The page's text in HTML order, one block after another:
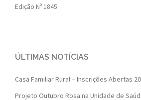
Edição Nº 1845
ÚLTIMAS NOTÍCIAS
Casa Familiar Rural – Inscrições Abertas
Projeto Outubro Rosa na Unidade de